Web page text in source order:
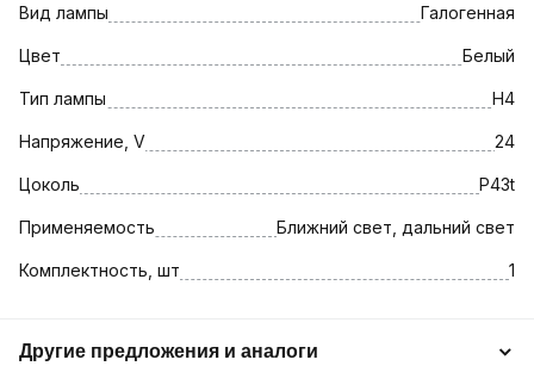
Вид лампы Галогенная
Цвет Белый
Тип лампы H4
Напряжение, V 24
Цоколь P43t
Применяемость Ближний свет, дальний свет
Комплектность, шт 1
Другие предложения и аналоги